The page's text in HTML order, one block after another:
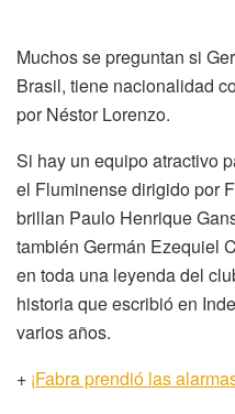
Muchos se preguntan si
Brasil, tiene nacionalidad
por Néstor Lorenzo.
Si hay un equipo atractivo
el Fluminense dirigido por
brillan Paulo Henrique
también Germán Ezequiel
en toda una leyenda del
historia que escribió en
varios años.
+ ¡Fabra prendió las